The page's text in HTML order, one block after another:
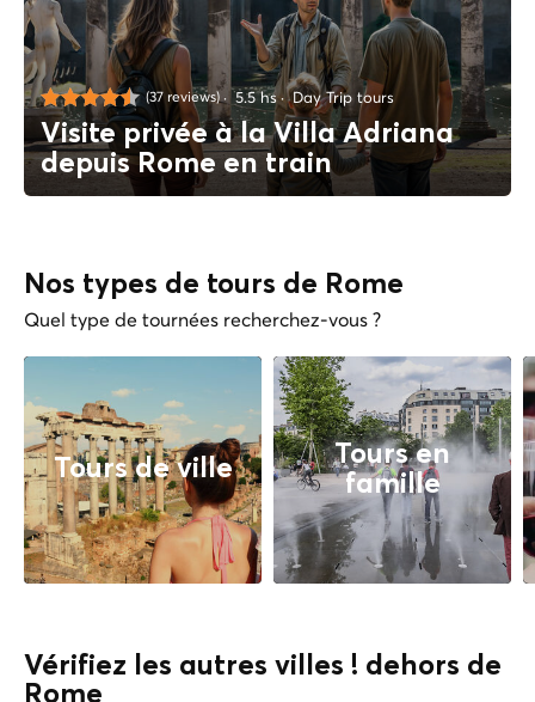
(37 reviews) 5.5 hs Day Trip tours
Visite privée à la Villa Adriana
depuis Rome en train
Nos types de tours de Rome
Quel type de tournées recherchez-vous ?
Tours de ville
Tours en
famille
Vérifiez les autres villes ! dehors de
Rome